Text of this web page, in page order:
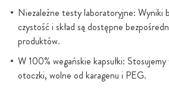
Niezależne testy laboratoryjne: Wyniki
czystość i skład są dostępne
produktów.
W 100% wegańskie kapsułki: Stosujemy
otoczki, wolne od karagenu i PEG.